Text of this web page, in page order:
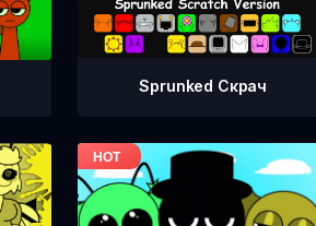
Sprunked Скрач